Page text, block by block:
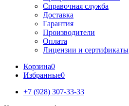
Справочная служба
Доставка
Гарантия
Производители
Оплата
Лицензии и сертификаты
Корзина0
Избранные0
+7 (928) 307-33-33